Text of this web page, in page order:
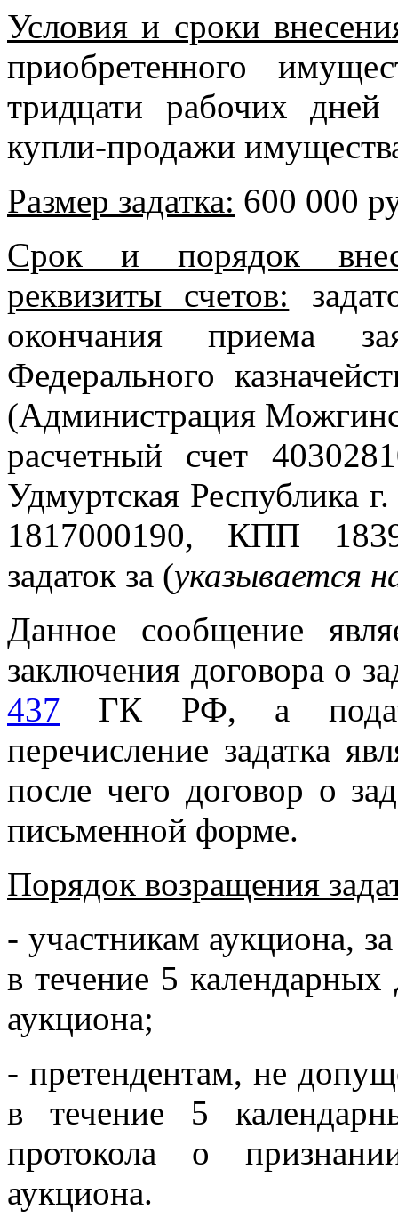
Условия и сроки
приобретенно­го
тридцати рабочих
купли-продажи
Размер задатка: 600 000
Срок и порядок
реквизиты счетов:
окончания приема
Федерального
(Админис­трация
расчетный счет
Удмуртская
1817000190, КПП
задаток за (указывается
Данное сообщение
заключения договора о
437 ГК РФ, а
перечисление задатка
после чего договор о
письменной форме.
Порядок возращения
- участникам аукциона,
в течение 5
аукциона;
- претендентам, не
в течение 5
протокола о
аукциона.